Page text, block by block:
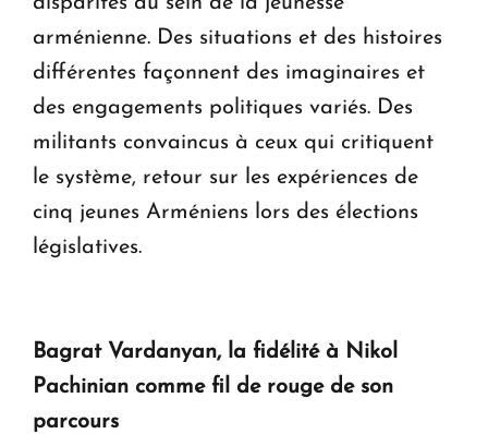
arménienne. Des situations et des histoires
différentes façonnent des imaginaires et
des engagements politiques variés. Des
militants convaincus à ceux qui critiquent
le système, retour sur les expériences de
cinq jeunes Arméniens lors des élections
législatives.
Bagrat Vardanyan, la fidélité à Nikol
Pachinian comme fil de rouge de son
parcours